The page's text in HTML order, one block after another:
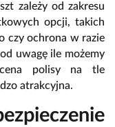
zależy od zakresu
opcji, takich
czy ochrona w razie
uwagę ile możemy
polisy na tle
atrakcyjna.